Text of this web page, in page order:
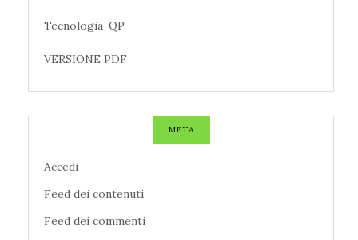
Tecnologia-QP
VERSIONE PDF
META
Accedi
Feed dei contenuti
Feed dei commenti